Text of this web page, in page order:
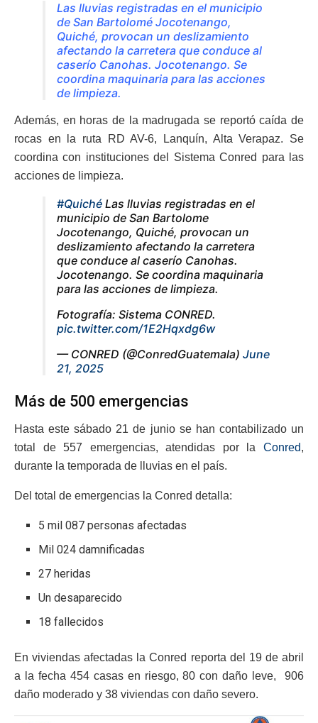
Las lluvias registradas en el municipio
de San Bartolomé Jocotenango,
Quiché, provocan un deslizamiento
afectando la carretera que conduce al
caserío Canohas. Jocotenango. Se
coordina maquinaria para las acciones
de limpieza.
Además, en horas de la madrugada se reportó caída de
rocas en la ruta RD AV-6, Lanquín, Alta Verapaz. Se
coordina con instituciones del Sistema Conred para las
acciones de limpieza.
#Quiché Las lluvias registradas en el
municipio de San Bartolome
Jocotenango, Quiché, provocan un
deslizamiento afectando la carretera
que conduce al caserío Canohas.
Jocotenango. Se coordina maquinaria
para las acciones de limpieza.
Fotografía: Sistema CONRED.
pic.twitter.com/1E2Hqxdg6w
— CONRED (@ConredGuatemala) June
21, 2025
Más de 500 emergencias
Hasta este sábado 21 de junio se han contabilizado un
total de 557 emergencias, atendidas por la Conred,
durante la temporada de lluvias en el país.
Del total de emergencias la Conred detalla:
5 mil 087 personas afectadas
Mil 024 damnificadas
27 heridas
Un desaparecido
18 fallecidos
En viviendas afectadas la Conred reporta del 19 de abril
a la fecha 454 casas en riesgo, 80 con daño leve, 906
daño moderado y 38 viviendas con daño severo.